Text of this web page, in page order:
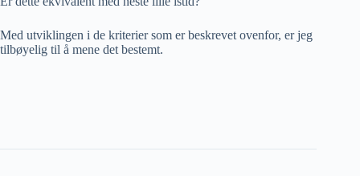
Med utviklingen i de kriterier som er beskrevet ovenfor, er jeg
tilbøyelig til å mene det bestemt.